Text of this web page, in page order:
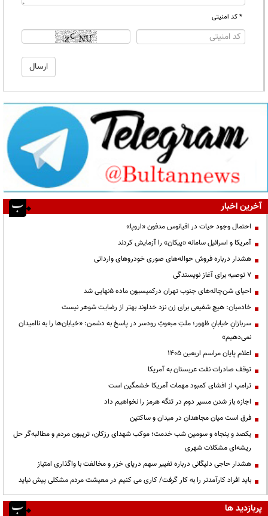
* کد امنیتی
آخرین اخبار
احتمال وجود حیات در اقیانوس مدفون «اروپا»
آمریکا و اسرائیل سامانه «پیکان» را آزمایش کردند
هشدار درباره فروش حواله‌های صوری خودروهای وارداتی
۷ توصیه برای آغاز نویسندگی
احیای شن‌چاله‌های جنوب تهران درکمیسیون ماده ۵نهایی شد
خادمیان: هیچ شفیعی برای زن نزد خداوند بهتر از رضایت شوهر نیست
سربازانِ خیابانِ ظهور؛ ملتِ مبعوثِ رودسر در پاسخ به دشمن: «خیابان‌ها را به ناامیدان
نمی‌دهیم»
اعلام پایان مراسم اربعین ۱۴۰۵
توقف صادرات نفت عربستان به آمریکا
ترامپ از افشای کمبود مهمات آمریکا خشمگین است
اجازه باز شدن مسیر دوم در تنگه هرمز را نخواهیم داد
فرق است میان مجاهدان در میدان و ساکتین
یکصد و پنجاه و سومین شب خدمت؛ موکب شهدای رزکان، تریبون مردم و مطالبه‌گر حل
ریشه‌ای مشکلات شهری
هشدار حاجی دلیگانی درباره تغییر سهم دریای خزر و مخالفت با واگذاری امتیاز
باید افراد کارآمدتر را به کار گرفت/ کاری می کنیم در معیشت مردم مشکلی پیش نیاید
پربازدید ها